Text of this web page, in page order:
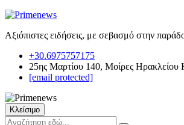
Αξιόπιστες ειδήσεις, με σεβασμό στην
+30.6975757175
25ης Μαρτίου 140, Μοίρες Ηρακλείου
[email protected]
Κλείσιμο